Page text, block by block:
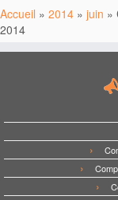
Accueil » 2014 » juin »
2014